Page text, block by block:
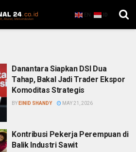
EN ID
Danantara Siapkan DSI Dua
Tahap, Bakal Jadi Trader Ekspor
Komoditas Strategis
BY EINID SHANDY MAY 21, 2026
Kontribusi Pekerja Perempuan di
Balik Industri Sawit